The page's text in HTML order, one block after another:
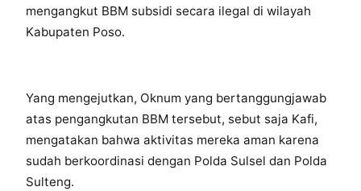
mengangkut BBM subsidi secara ilegal di wilayah
Kabupaten Poso.
Yang mengejutkan, Oknum yang bertanggungjawab
atas pengangkutan BBM tersebut, sebut saja Kafi,
mengatakan bahwa aktivitas mereka aman karena
sudah berkoordinasi dengan Polda Sulsel dan Polda
Sulteng.